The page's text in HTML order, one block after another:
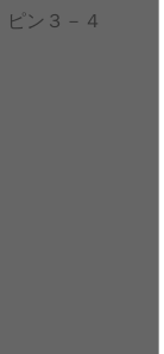
ン３－４